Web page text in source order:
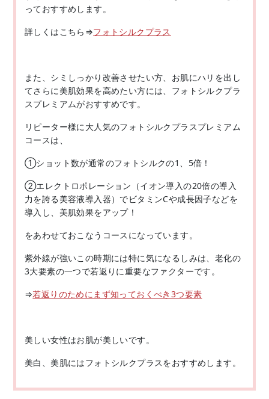
っておすすめします。
詳しくはこちら⇒フォトシルクプラス
また、シミしっかり改善させたい方、お肌にハリを出し
てさらに美肌効果を高めたい方には、フォトシルクプラ
スプレミアムがおすすめです。
リピーター様に大人気のフォトシルクプラスプレミアム
コースは、
①ショット数が通常のフォトシルクの1、5倍！
②エレクトロポレーション（イオン導入の20倍の導入
力を誇る美容液導入器）でビタミンCや成長因子などを
導入し、美肌効果をアップ！
をあわせておこなうコースになっています。
紫外線が強いこの時期には特に気になるしみは、老化の
3大要素の一つで若返りに重要なファクターです。
⇒若返りのためにまず知っておくべき3つ要素
美しい女性はお肌が美しいです。
美白、美肌にはフォトシルクプラスをおすすめします。